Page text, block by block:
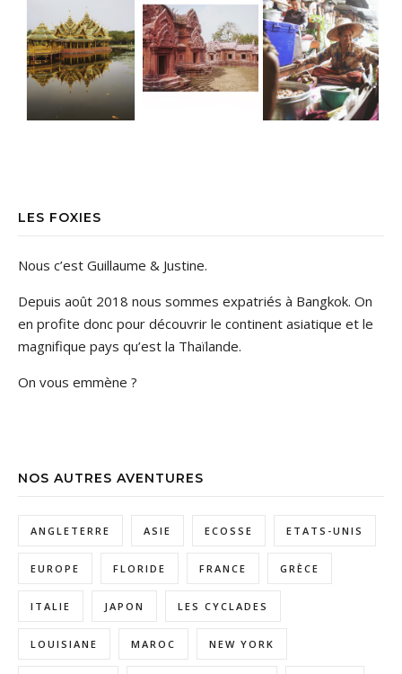
LES FOXIES
Nous c’est Guillaume & Justine.
Depuis août 2018 nous sommes expatriés à Bangkok. On
en profite donc pour découvrir le continent asiatique et le
magnifique pays qu’est la Thaïlande.
On vous emmène ?
NOS AUTRES AVENTURES
ANGLETERRE ASIE ECOSSE ETATS-UNIS
EUROPE FLORIDE FRANCE GRÈCE
ITALIE JAPON LES CYCLADES
LOUISIANE MAROC NEW YORK